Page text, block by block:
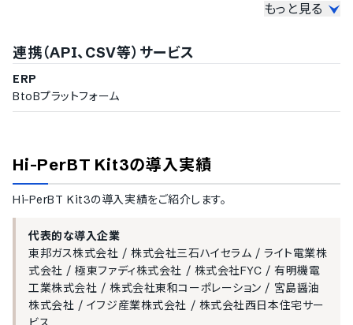
売上検索
売り上げ予測
プロジェクト管理
与信管理
契約管理
請求書作成
指定伝票での発行
販売管理
電子注文
もっと見る
連携（API、CSV等）サービス
ERP
BtoBプラットフォーム
Hi-PerBT Kit3の導入実績
Hi-PerBT Kit3の導入実績をご紹介します。
代表的な導入企業
東邦ガス株式会社 /株式会社三石ハイセラム /ライト電業株
式会社 /極東ファディ株式会社 / 株式会社FYC /有明機電
工業株式会社 /株式会社東和コーポレーション / 宮島醤油
株式会社 / イフジ産業株式会社 / 株式会社西日本住宅サー